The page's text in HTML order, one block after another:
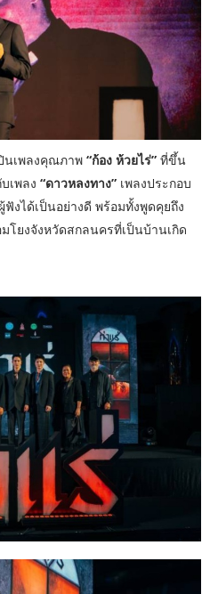
นเพลงคุณภาพ “ก้อง ห้วยไร่” ที่ขึ้น
เพลง “ดาวหลงทาง” เพลงประกอบ
งได้เป็นอย่างดี พร้อมทั้งพูดคุยถึง
โยงจังหวัดสกลนครที่เป็นบ้านเกิด